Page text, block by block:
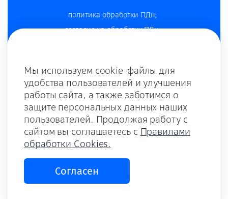
политика обработки ПДн;
согласие на обработку ПДн;
политика конфиденциальности;
комплаенс и противодействие коррупции;
оферта;
оферта для ДЗО;
оферта внедрение;
тариф;
памятка по КБ для контрагентов;
памятка по КБ для клиентов;
Мы используем cookie-файлы для
удобства пользователей и улучшения
работы сайта, а также заботимся о
защите персональных данных наших
пользователей. Продолжая работу с
сайтом вы соглашаетесь с Правилами
обработки Cookies.
Согласен